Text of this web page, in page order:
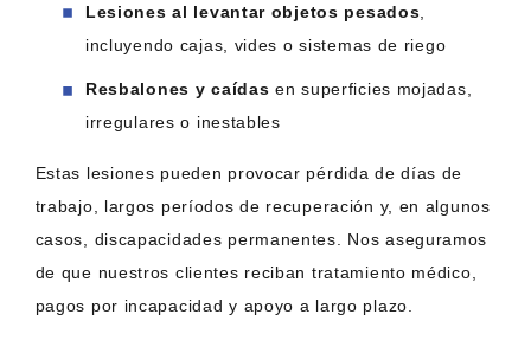
Lesiones al levantar objetos pesados
incluyendo cajas, vides o sistemas de riego
Resbalones y caídas en superficies mojadas,
irregulares o inestables
Estas lesiones pueden provocar pérdida de días de
trabajo, largos períodos de recuperación y, en algunos
casos, discapacidades permanentes. Nos aseguramos
de que nuestros clientes reciban tratamiento médico,
pagos por incapacidad y apoyo a largo plazo.